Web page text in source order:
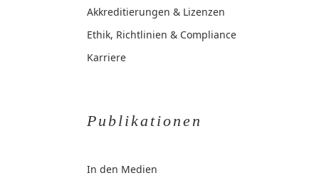
Akkreditierungen & Lizenzen
Ethik, Richtlinien & Compliance
Karriere
Publikationen
In den Medien